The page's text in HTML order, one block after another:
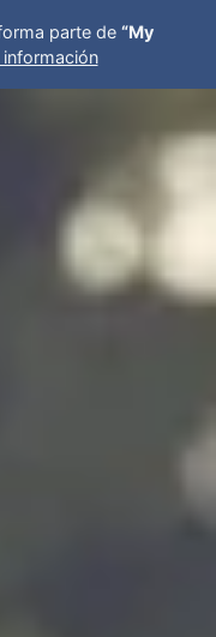
parte de “My
información